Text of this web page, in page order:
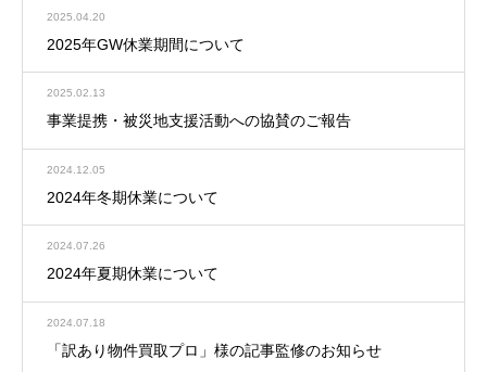
2025.04.20
2025年GW休業期間について
2025.02.13
事業提携・被災地支援活動への協賛のご報告
2024.12.05
2024年冬期休業について
2024.07.26
2024年夏期休業について
2024.07.18
「訳あり物件買取プロ」様の記事監修のお知らせ